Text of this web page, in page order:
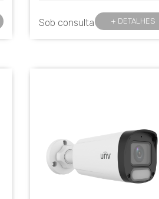
IPC2124SB-ADF28KMC-
UNIVIEW Cód: 7542
Sob consulta + DETALHES